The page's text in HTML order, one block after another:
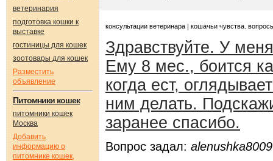
ветеринария
подготовка кошки к
выставке
гостиницы для кошек
зоотовары для кошек
Разместить
объявление
Питомники кошек
питомники кошек
Москва
Добавить
информацию о
питомнике кошек,
консультации ветеринара | кошачьи чувства.
Здравствуйте. У
Ему 8 мес., боится
когда ест,
ним делать.
заранее спасибо.
Вопрос задал: alenushka8009